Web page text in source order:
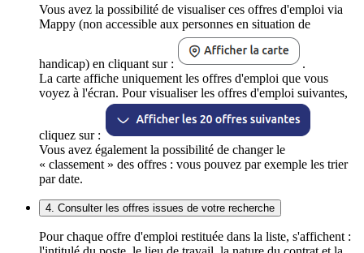
Vous avez la possibilité de visualiser ces offres d'emploi via
Mappy (non accessible aux personnes en situation de
handicap) en cliquant sur :
.
La carte affiche uniquement les offres d'emploi que vous
voyez à l'écran. Pour visualiser les offres d'emploi suivantes,
cliquez sur :
Vous avez également la possibilité de changer le
« classement » des offres : vous pouvez par exemple les trier
par date.
4. Consulter les offres issues de votre recherche
Pour chaque offre d'emploi restituée dans la liste, s'affichent :